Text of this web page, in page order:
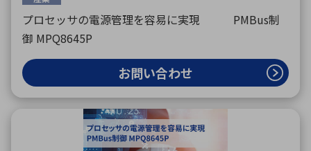
プロセッサの電源管理を容易に実現 PMBus制
御 MPQ8645P
お問い合わせ